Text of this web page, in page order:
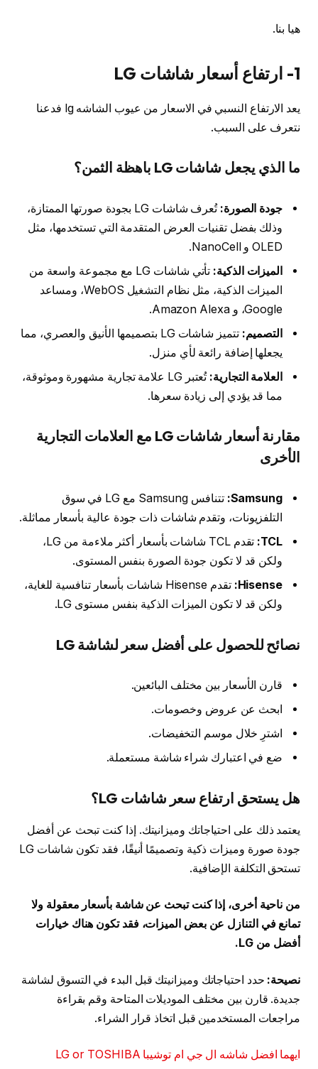
هيا بنا.
1- ارتفاع أسعار شاشات LG
يعد الارتفاع النسبي في الاسعار من عيوب الشاشه lg فدعنا
نتعرف على السبب.
ما الذي يجعل شاشات LG باهظة الثمن؟
جودة الصورة:
تُعرف شاشات LG بجودة صورتها الممتازة،
وذلك بفضل تقنيات العرض المتقدمة التي تستخدمها، مثل
OLED و NanoCell.
الميزات الذكية:
تأتي شاشات LG مع مجموعة واسعة من
الميزات الذكية، مثل نظام التشغيل WebOS، ومساعد
Google، و Amazon Alexa.
التصميم:
تتميز شاشات LG بتصميمها الأنيق والعصري، مما
يجعلها إضافة رائعة لأي منزل.
العلامة التجارية:
تُعتبر LG علامة تجارية مشهورة وموثوقة،
مما قد يؤدي إلى زيادة سعرها.
مقارنة أسعار شاشات LG مع العلامات التجارية
الأخرى
Samsung:
تتنافس Samsung مع LG في سوق
التلفزيونات، وتقدم شاشات ذات جودة عالية بأسعار مماثلة.
TCL:
تقدم TCL شاشات بأسعار أكثر ملاءمة من LG،
ولكن قد لا تكون جودة الصورة بنفس المستوى.
Hisense:
تقدم Hisense شاشات بأسعار تنافسية للغاية،
ولكن قد لا تكون الميزات الذكية بنفس مستوى LG.
نصائح للحصول على أفضل سعر لشاشة LG
قارن الأسعار بين مختلف البائعين.
ابحث عن عروض وخصومات.
اشترِ خلال موسم التخفيضات.
ضع في اعتبارك شراء شاشة مستعملة.
هل يستحق ارتفاع سعر شاشات LG؟
يعتمد ذلك على احتياجاتك وميزانيتك. إذا كنت تبحث عن أفضل
جودة صورة وميزات ذكية وتصميمًا أنيقًا، فقد تكون شاشات LG
تستحق التكلفة الإضافية.
من ناحية أخرى، إذا كنت تبحث عن شاشة بأسعار معقولة ولا
تمانع في التنازل عن بعض الميزات، فقد تكون هناك خيارات
أفضل من LG.
نصيحة: حدد احتياجاتك وميزانيتك قبل البدء في التسوق لشاشة
جديدة. قارن بين مختلف الموديلات المتاحة وقم بقراءة
مراجعات المستخدمين قبل اتخاذ قرار الشراء.
ايهما افضل شاشه ال جي ام توشيبا LG or TOSHIBA